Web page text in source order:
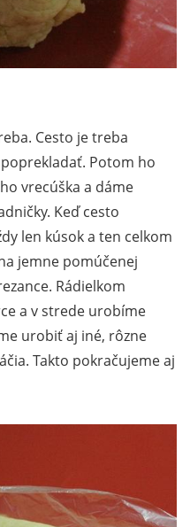
Cesto je treba
Potom ho
vrecúška a dáme
Keď cesto
len kúsok a ten celkom
jemne pomúčenej
Rádielkom
a v strede urobíme
urobiť aj iné, rôzne
Takto pokračujeme aj